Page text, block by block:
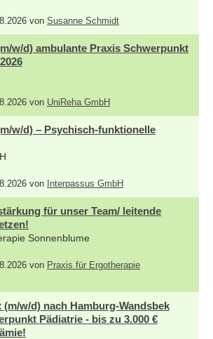
von Susanne Schmidt
w/d) ambulante Praxis Schwerpunkt
von UniReha GmbH
w/d) – Psychisch-funktionelle
von Interpassus GmbH
für unser Team/ leitende
Sonnenblume
von Praxis für Ergotherapie
(m/w/d) nach Hamburg-Wandsbek
Pädiatrie - bis zu 3.000 €